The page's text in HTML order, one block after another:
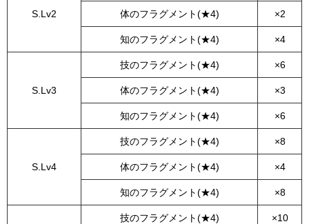
S.Lv2 体のフラグメント(★4) ×2
知のフラグメント(★4) ×4
S.Lv3
技のフラグメント(★4) ×6
体のフラグメント(★4) ×3
知のフラグメント(★4) ×6
S.Lv4
技のフラグメント(★4) ×8
体のフラグメント(★4) ×4
知のフラグメント(★4) ×8
技のフラグメント(★4) ×10